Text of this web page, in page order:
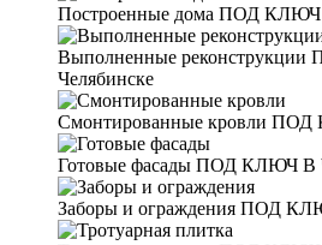
Построенные дома ПОД КЛЮЧ
Выполненные реконструкции
Челябинске
Смонтированные кровли ПОД
Готовые фасады ПОД КЛЮЧ В
Заборы и ограждения ПОД